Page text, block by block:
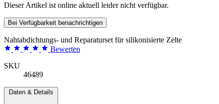
Dieser Artikel ist online aktuell leider nicht verfügbar.
Bei Verfügbarkeit benachrichtigen
Nahtabdichtungs- und Reparaturset für silikonisierte Zelte
Bewerten
SKU
46489
Daten & Details